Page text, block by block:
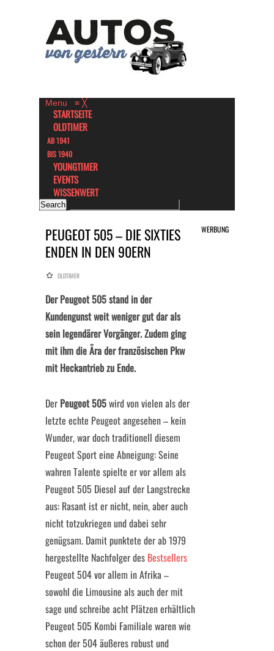
Menu ≡ ╳
STARTSEITE
OLDTIMER
AB 1941
BIS 1940
YOUNGTIMER
EVENTS
WISSENWERT
PEUGEOT 505 – DIE SIXTIES
ENDEN IN DEN 90ERN
WERBUNG
OLDTIMER
Der Peugeot 505 stand in der
Kundengunst weit weniger gut dar als
sein legendärer Vorgänger. Zudem ging
mit ihm die Ära der französischen Pkw
mit Heckantrieb zu Ende.
Der Peugeot 505wird von vielen als der
letzte echte Peugeot angesehen – kein
Wunder, war doch traditionell diesem
Peugeot Sport eine Abneigung: Seine
wahren Talente spielte er vor allem als
Peugeot 505 Diesel auf der Langstrecke
aus: Rasant ist er nicht, nein, aber auch
nicht totzukriegen und dabei sehr
genügsam. Damit punktete der ab 1979
hergestellte Nachfolger des Bestsellers
Peugeot 504 vor allem in Afrika –
sowohl die Limousine als auch der mit
sage und schreibe acht Plätzen erhältlich
Peugeot 505 Kombi Familiale waren wie
schon der 504 äußeres robust und